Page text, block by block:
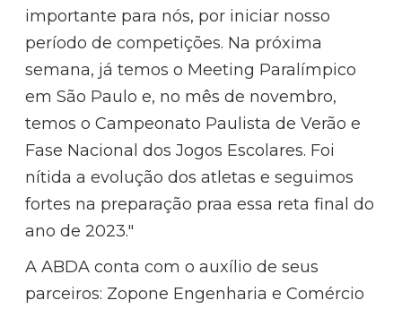
importante para nós, por iniciar nosso
período de competições. Na próxima
semana, já temos o Meeting Paralímpico
em São Paulo e, no mês de novembro,
temos o Campeonato Paulista de Verão e
Fase Nacional dos Jogos Escolares. Foi
nítida a evolução dos atletas e seguimos
fortes na preparação praa essa reta final do
ano de 2023."
A ABDA conta com o auxílio de seus
parceiros: Zopone Engenharia e Comércio